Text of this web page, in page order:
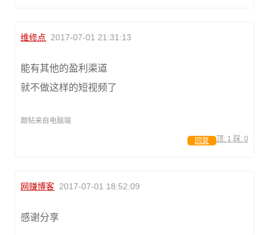
维修点 2017-07-01 21:31:13
能有其他的盈利渠道
就不做这样的短视频了
跟帖来自电脑端
顶: 1 踩: 0
回复
网赚博客 2017-07-01 18:52:09
感谢分享